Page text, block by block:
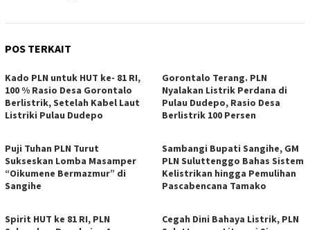
POS TERKAIT
Kado PLN untuk HUT ke- 81 RI,
100 % Rasio Desa Gorontalo
Berlistrik, Setelah Kabel Laut
Listriki Pulau Dudepo
Gorontalo Terang. PLN
Nyalakan Listrik Perdana di
Pulau Dudepo, Rasio Desa
Berlistrik 100 Persen
Puji Tuhan PLN Turut
Sukseskan Lomba Masamper
“Oikumene Bermazmur” di
Sangihe
Sambangi Bupati Sangihe, GM
PLN Suluttenggo Bahas Sistem
Kelistrikan hingga Pemulihan
Pascabencana Tamako
Spirit HUT ke 81 RI, PLN
Cegah Dini Bahaya Listrik, PLN